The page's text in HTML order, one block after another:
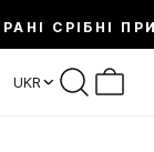
СРІБНІ
UKR